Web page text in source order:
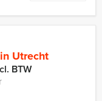
Utrecht
BTW